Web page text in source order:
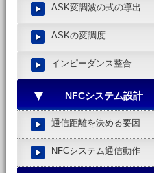
ASK変調波の式の導出
ASKの変調度
インピーダンス整合
NFCシステム設計
通信距離を決める要因
NFCシステム通信動作